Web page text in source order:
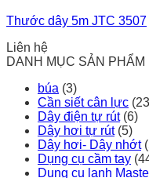
Thước dây 5m JTC 3507
Liên hệ
DANH MỤC SẢN PHẨM
búa (3)
Cần siết cân lực
Dây điện tự rút (6)
Dây hơi tự rút (5)
Dây hơi- Dây nhớt
Dụng cụ cầm tay
Dụng cụ lạnh